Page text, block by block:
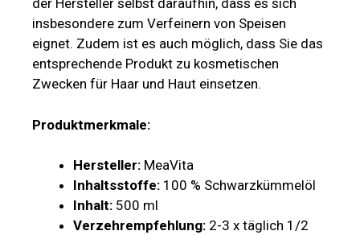
der Hersteller selbst daraufhin, dass es sich
insbesondere zum Verfeinern von Speisen
eignet. Zudem ist es auch möglich, dass Sie das
entsprechende Produkt zu kosmetischen
Zwecken für Haar und Haut einsetzen.
Produktmerkmale:
Hersteller: MeaVita
Inhaltsstoffe: 100 % Schwarzkümmelöl
Inhalt: 500 ml
Verzehrempfehlung: 2-3 x täglich 1/2